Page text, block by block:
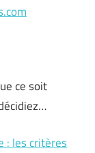
ce soit
: les critères